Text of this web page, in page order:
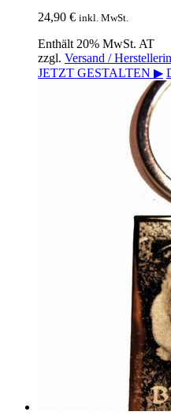
24,90 € inkl. MwSt.
Enthält 20% MwSt. AT
zzgl. Versand /
JETZT GESTALTEN ▶